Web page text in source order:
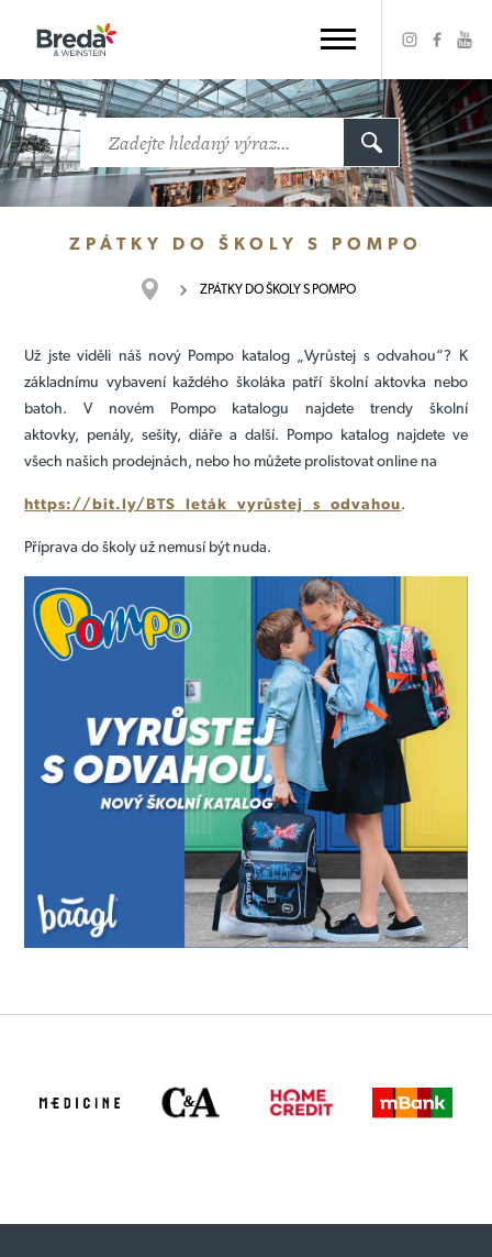
ZPÁTKY DO ŠKOLY S POMPO
ZPÁTKY DO ŠKOLY S POMPO
Už jste viděli náš nový Pompo katalog „Vyrůstej s odvahou“? K
základnímu vybavení každého školáka patří školní aktovka nebo
batoh.V novém Pompokatalogu najdete trendy školní
aktovky, penály, sešity, diáře a další. Pompo katalog najdete ve
všech našich prodejnách, nebo ho můžete prolistovat online na
https://bit.ly/BTS_leták_vyrůstej_s_odvahou.
Příprava do školy už nemusí být nuda.